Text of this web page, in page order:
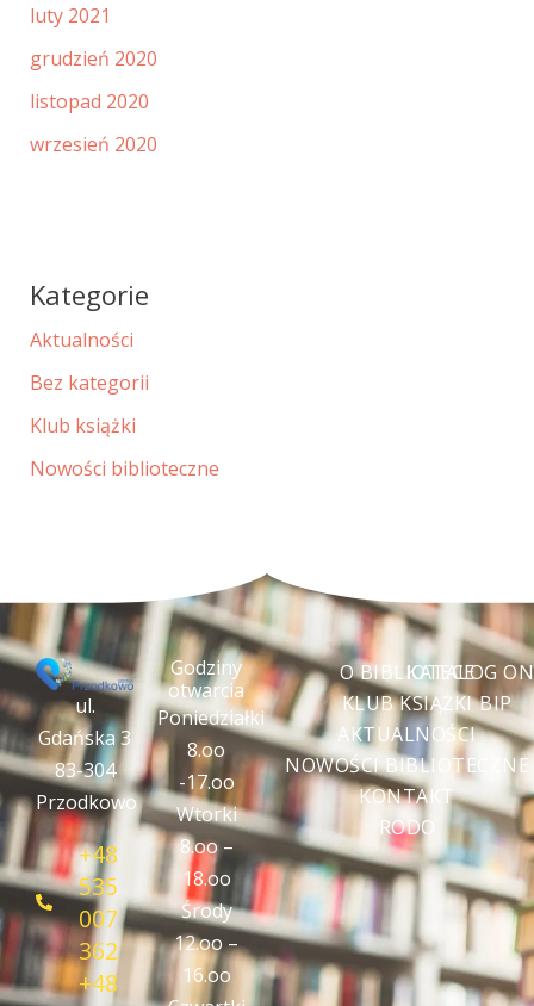
luty 2021
grudzień 2020
listopad 2020
wrzesień 2020
Kategorie
Aktualności
Bez kategorii
Klub książki
Nowości biblioteczne
ul.
Gdańska 3
83-304
Przodkowo
+48
535
007
362
+48
Godziny
otwarcia
Poniedziałki
8.oo
-17.oo
Wtorki
8.oo –
18.oo
Środy
12.oo –
16.oo
O BIBLIOTECE
KLUB KSIĄŻKI
AKTUALNOŚCI
NOWOŚCI BIBLIOTECZNE
KONTAKT
RODO
KATALOG
BIP